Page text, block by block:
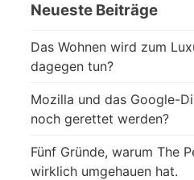
Neueste Beiträge
Das Wohnen wird zum
dagegen tun?
Mozilla und das Google-
noch gerettet werden?
Fünf Gründe, warum The
wirklich umgehauen hat.